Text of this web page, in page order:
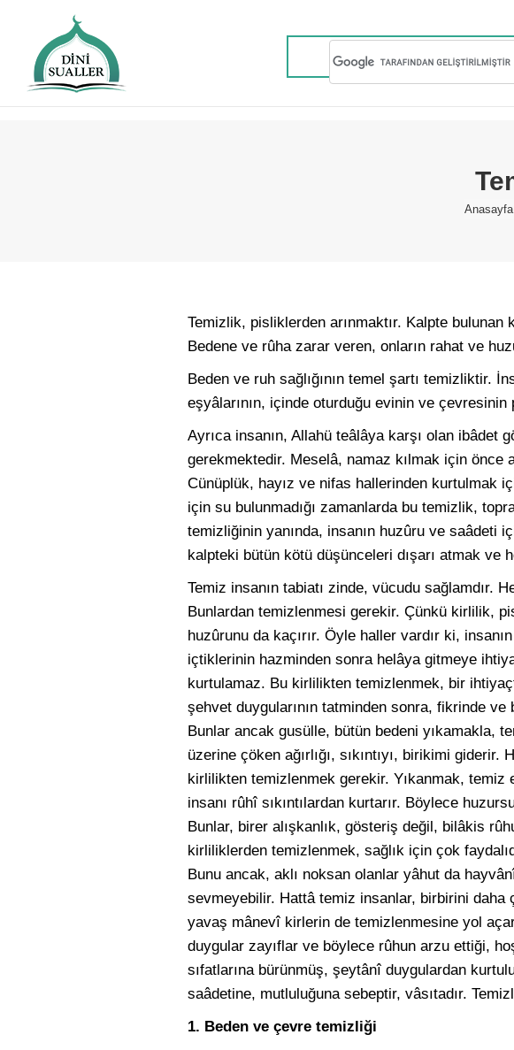
You
Anasayfa
Temizlik, pisliklerden arınmaktır. Kalpte
Bedene ve rûha zarar veren, onların rahat ve
Beden ve ruh sağlığının temel şartı temizliktir.
eşyâlarının, içinde oturduğu evinin ve
Ayrıca insanın, Allahü teâlâya karşı olan
gerekmektedir. Meselâ, namaz kılmak için önce
Cünüplük, hayız ve nifas hallerinden kurtulmak
için su bulunmadığı zamanlarda bu temizlik,
temizliğinin yanında, insanın huzûru ve saâdeti
kalpteki bütün kötü düşünceleri dışarı atmak ve
Temiz insanın tabiatı zinde, vücudu sağlamdır.
Bunlardan temizlenmesi gerekir. Çünkü kirlilik,
huzûrunu da kaçırır. Öyle haller vardır ki,
içtiklerinin hazminden sonra helâya gitmeye
kurtulamaz. Bu kirlilikten temizlenmek, bir
şehvet duygularının tatminden sonra, fikrinde
Bunlar ancak gusülle, bütün bedeni yıkamakla,
üzerine çöken ağırlığı, sıkıntıyı, birikimi
kirlilikten temizlenmek gerekir. Yıkanmak,
insanı rûhî sıkıntılardan kurtarır. Böylece
Bunlar, birer alışkanlık, gösteriş değil, bilâkis
kirliliklerden temizlenmek, sağlık için çok
Bunu ancak, aklı noksan olanlar yâhut da
sevmeyebilir. Hattâ temiz insanlar, birbirini
yavaş mânevî kirlerin de temizlenmesine yol
duygular zayıflar ve böylece rûhun arzu ettiği,
sıfatlarına bürünmüş, şeytânî duygulardan
saâdetine, mutluluğuna sebeptir, vâsıtadır.
1. Beden ve çevre temizliği